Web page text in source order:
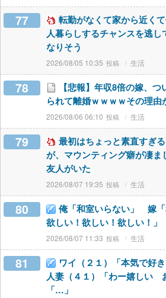
77
転勤がなくて家から近く
人暮らしするチャンスを逃
なりそう
2026/08/05 10:35 生活
78
【悲報】年収8倍の嫁、
られて離婚ｗｗｗｗその理由
2026/08/06 06:10 生活
79
最初はちょっと素直すぎ
が、マウンティング癖が凄ま
友人がいた
2026/08/07 19:35 生活
80
俺「和室いらない」 嫁「
欲しい！欲しい！欲しい！」
2026/08/07 11:33 生活
81
ワイ（２１）「本気で好
人妻（４１）「わー嬉しい
「…」